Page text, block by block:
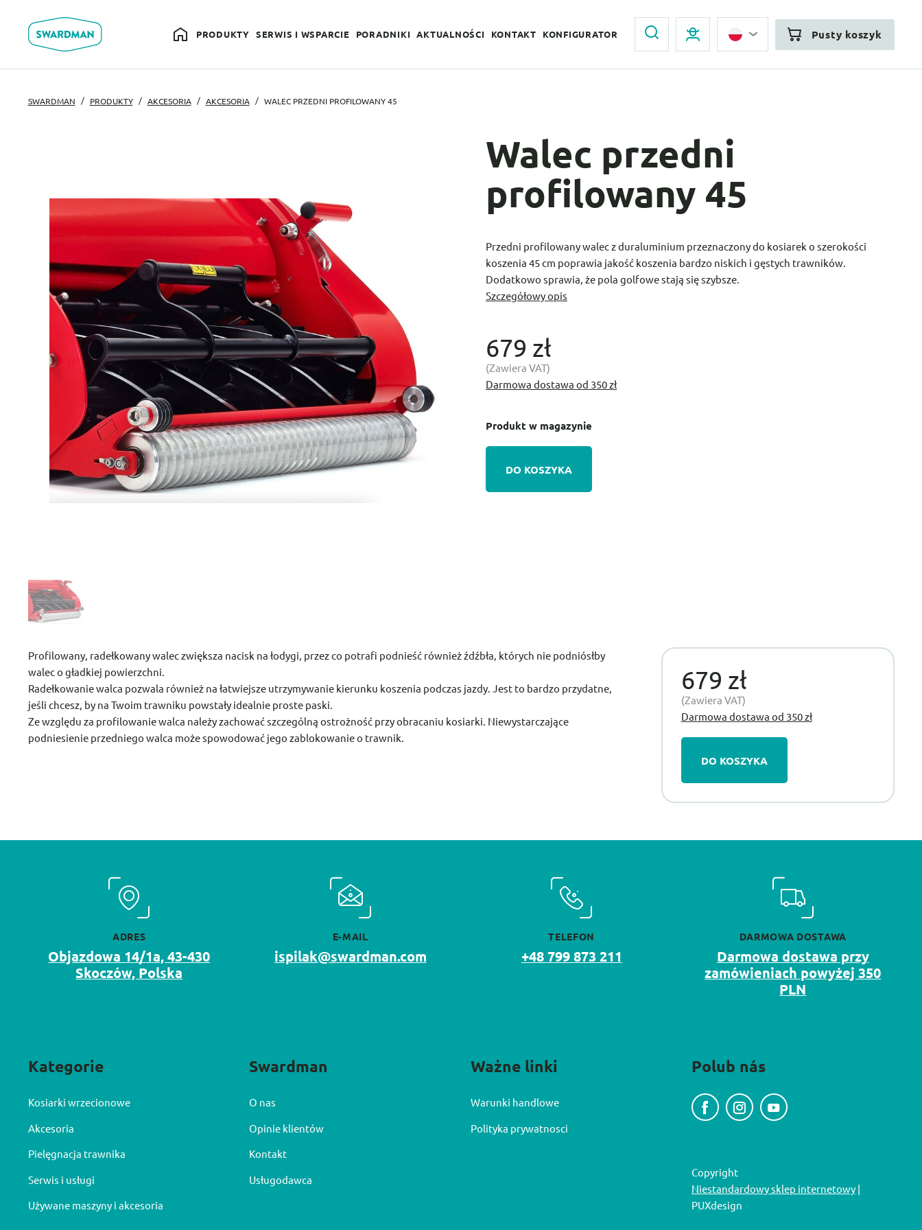
PRODUKTY SERWIS I WSPARCIE PORADNIKI AKTUALNOŚCI KONTAKT KONFIGURATOR Pusty koszyk
SWARDMAN PRODUKTY AKCESORIA AKCESORIA WALEC PRZEDNI PROFILOWANY 45
Walec przedni
profilowany 45
Przedni profilowany walec z duraluminium przeznaczony do kosiarek o szerokości
koszenia 45 cm poprawia jakość koszenia bardzo niskich i gęstych trawników.
Dodatkowo sprawia, że pola golfowe stają się szybsze.
Szczegółowy opis
679 zł
(Zawiera VAT)
Darmowa dostawa od 350 zł
Produkt w magazynie
DO KOSZYKA
Profilowany, radełkowany walec zwiększa nacisk na łodygi, przez co potrafi podnieść również źdźbła, których nie podniósłby
walec o gładkiej powierzchni.
Radełkowanie walca pozwala również na łatwiejsze utrzymywanie kierunku koszenia podczas jazdy. Jest to bardzo przydatne,
jeśli chcesz, by na Twoim trawniku powstały idealnie proste paski.
Ze względu za profilowanie walca należy zachować szczególną ostrożność przy obracaniu kosiarki. Niewystarczające
podniesienie przedniego walca może spowodować jego zablokowanie o trawnik.
679 zł
(Zawiera VAT)
Darmowa dostawa od 350 zł
DO KOSZYKA
ADRES
Objazdowa 14/1a, 43-430
Skoczów, Polska
E-MAIL
ispilak@swardman.com
TELEFON
+48 799 873 211
DARMOWA DOSTAWA
Darmowa dostawa przy
zamówieniach powyżej 350
PLN
Kategorie
Kosiarki wrzecionowe
Akcesoria
Pielęgnacja trawnika
Serwis i usługi
Używane maszyny i akcesoria
Swardman
O nas
Opinie klientów
Kontakt
Usługodawca
Ważne linki
Warunki handlowe
Polityka prywatnosci
Polub nás
Copyright
Niestandardowy sklep internetowy |
PUXdesign